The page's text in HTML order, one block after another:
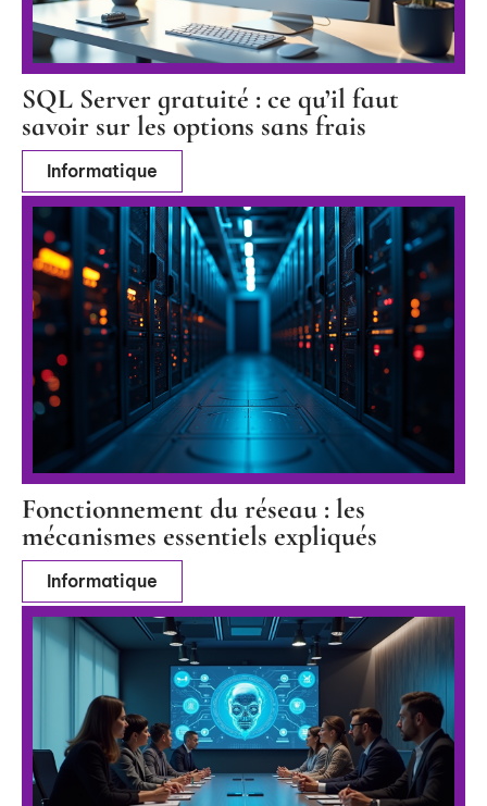
SQL Server gratuité : ce qu’il faut
savoir sur les options sans frais
Informatique
Fonctionnement du réseau : les
mécanismes essentiels expliqués
Informatique